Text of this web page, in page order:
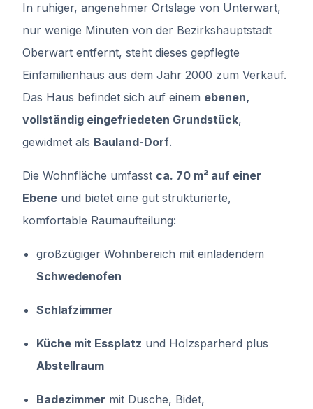
In ruhiger, angenehmer Ortslage von Unterwart,
nur wenige Minuten von der Bezirkshauptstadt
Oberwart entfernt, steht dieses gepflegte
Einfamilienhaus aus dem Jahr 2000 zum Verkauf.
Das Haus befindet sich auf einem ebenen,
vollständig eingefriedeten Grundstück,
gewidmet als Bauland-Dorf.
Die Wohnfläche umfasst ca. 70 m² auf einer
Ebene und bietet eine gut strukturierte,
komfortable Raumaufteilung:
großzügiger Wohnbereich mit einladendem
Schwedenofen
Schlafzimmer
Küche mit Essplatz und Holzsparherd plus
Abstellraum
Badezimmer mit Dusche, Bidet,